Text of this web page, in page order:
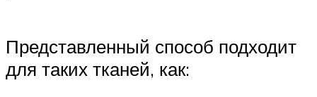
Представленный способ подходит
для таких тканей, как: